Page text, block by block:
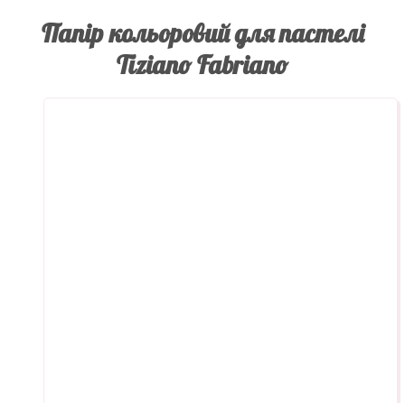
Папір кольоровий для пастелі
Tiziano Fabriano